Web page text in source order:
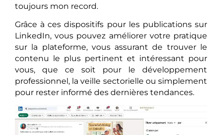
toujours mon record.
Grâce à ces dispositifs pour les publications sur
LinkedIn, vous pouvez améliorer votre pratique
sur la plateforme, vous assurant de trouver le
contenu le plus pertinent et intéressant pour
vous, que ce soit pour le développement
professionnel, la veille sectorielle ou simplement
pour rester informé des dernières tendances.